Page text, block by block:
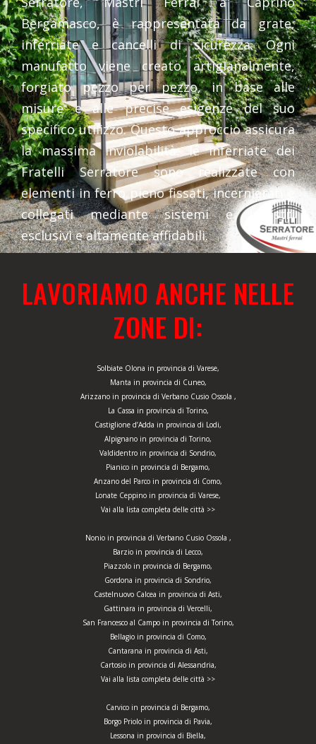
Bergamasco, è rappresentata da grate,
inferriate e cancelli di sicurezza. Ogni
manufatto viene creato artigianalmente,
forgiato pezzo per pezzo, in base alle
misure e alle precise esigenze del suo
specifico utilizzo. Questo approccio assicura
la massima inviolabilità: le inferriate dei
Fratelli Serratore sono realizzate con
elementi in ferro pieno fissati, incernierati e
collegati mediante sistemi e incastri
esclusivi e altamente affidabili.
LAVORIAMO ANCHE NELLE
ZONE DI:
Solbiate Olona in provincia di Varese,
Manta in provincia di Cuneo,
Arizzano in provincia di Verbano Cusio Ossola ,
La Cassa in provincia di Torino,
Castiglione d’Adda in provincia di Lodi,
Alpignano in provincia di Torino,
Valdidentro in provincia di Sondrio,
Pianico in provincia di Bergamo,
Anzano del Parco in provincia di Como,
Lonate Ceppino in provincia di Varese,
Vai alla lista completa delle città >>
Nonio in provincia di Verbano Cusio Ossola ,
Barzio in provincia di Lecco,
Piazzolo in provincia di Bergamo,
Gordona in provincia di Sondrio,
Castelnuovo Calcea in provincia di Asti,
Gattinara in provincia di Vercelli,
San Francesco al Campo in provincia di Torino,
Bellagio in provincia di Como,
Cantarana in provincia di Asti,
Cartosio in provincia di Alessandria,
Vai alla lista completa delle città >>
Carvico in provincia di Bergamo,
Borgo Priolo in provincia di Pavia,
Lessona in provincia di Biella,